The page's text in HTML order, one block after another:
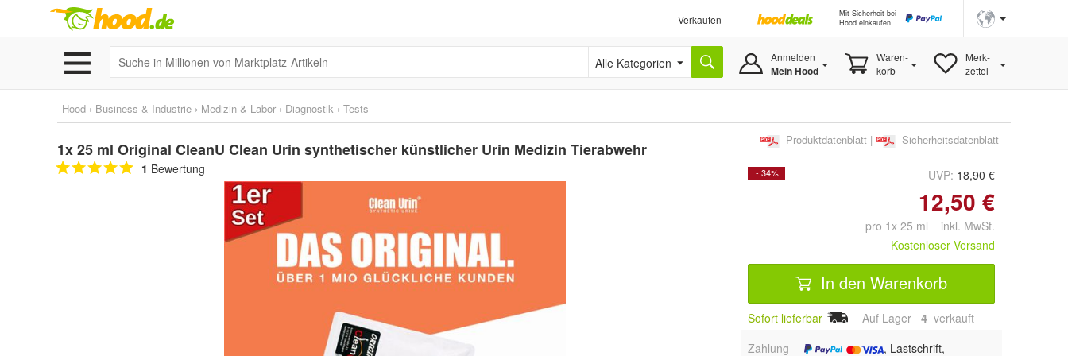
Verkaufen
Mit Sicherheit bei
Hood einkaufen
Alle Kategorien Anmelden
Mein Hood
Waren-
korb
Merk-
zettel
Hood › Business & Industrie › Medizin & Labor › Diagnostik › Tests
1x 25 ml Original CleanU Clean Urin synthetischer künstlicher Urin Medizin Tierabwehr
1 Bewertung
Produktdatenblatt | Sicherheitsdatenblatt
- 34% UVP: 18,90 €
12,50 €
pro 1x 25 ml inkl. MwSt.
Kostenloser Versand
In den Warenkorb
Sofort lieferbar Auf Lager 4 verkauft
Zahlung
, Lastschrift,